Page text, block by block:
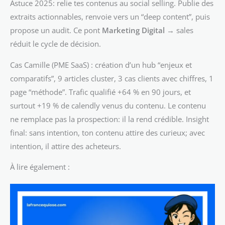
Astuce 2025: relie tes contenus au social selling. Publie des
extraits actionnables, renvoie vers un “deep content”, puis
propose un audit. Ce pont Marketing Digital → sales
réduit le cycle de décision.
Cas Camille (PME SaaS) : création d’un hub “enjeux et
comparatifs”, 9 articles cluster, 3 cas clients avec chiffres, 1
page “méthode”. Trafic qualifié +64 % en 90 jours, et
surtout +19 % de calendly venus du contenu. Le contenu
ne remplace pas la prospection: il la rend crédible. Insight
final: sans intention, ton contenu attire des curieux; avec
intention, il attire des acheteurs.
À lire également :